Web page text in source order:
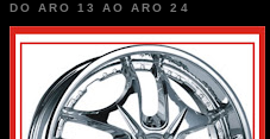
DO ARO 13 AO ARO 24